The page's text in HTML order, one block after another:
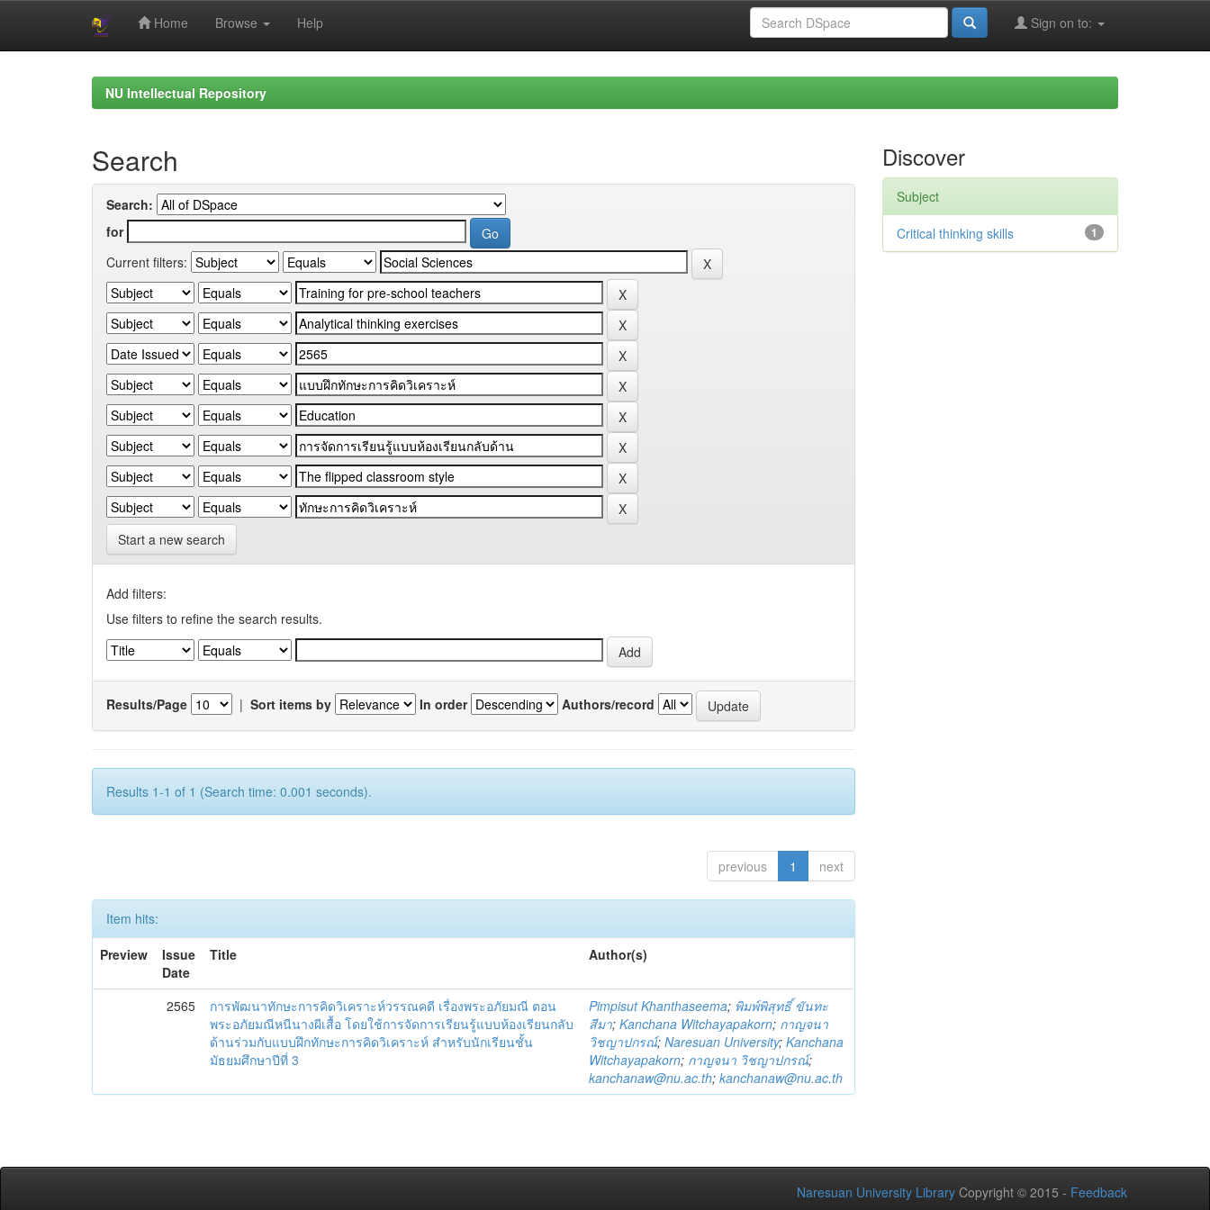
Home Browse Help Sign on to:
NU Intellectual Repository
Search
Search:
for
Current filters:
Start a new search
Add filters:
Use filters to refine the search results.
Results/Page | Sort items by In order Authors/record
Results 1-1 of 1 (Search time: 0.001 seconds).
previous 1 next
Item hits:
Preview
Issue
Date
Title Author(s)
2565
การพัฒนาทักษะการคิดวิเคราะห์วรรณคดี เรื่องพระอภัยมณี ตอน
พระอภัยมณีหนีนางผีเสื้อ โดยใช้การจัดการเรียนรู้แบบห้องเรียนกลับ
ด้านร่วมกับแบบฝึกทักษะการคิดวิเคราะห์ สำหรับนักเรียนชั้น
มัธยมศึกษาปีที่ 3
Pimpisut Khanthaseema; พิมพ์พิสุทธิ์ ขันทะ
สีมา;Kanchana Witchayapakorn; กาญจนา
วิชญาปกรณ์;Naresuan University;Kanchana
Witchayapakorn; กาญจนา วิชญาปกรณ์;
kanchanaw@nu.ac.th;kanchanaw@nu.ac.th
Discover
Subject
1
Critical thinking skills
Naresuan University Library Copyright © 2015 - Feedback